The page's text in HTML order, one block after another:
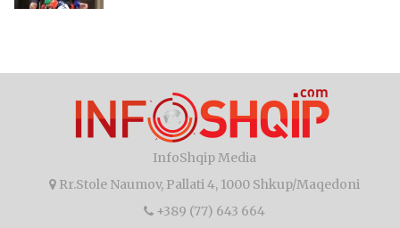
InfoShqip Media
Rr.Stole Naumov, Pallati 4, 1000 Shkup/Maqedoni
+389 (77) 643 664